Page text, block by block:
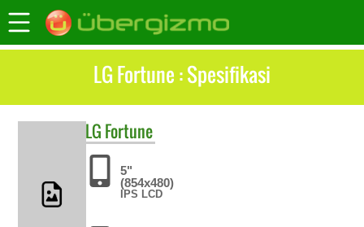
LG Fortune : Spesifikasi
LG Fortune
5"
(854x480)
IPS LCD